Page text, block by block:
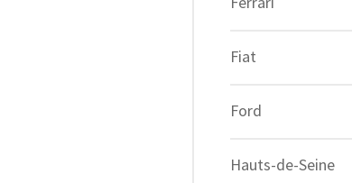
Fiat
Ford
Hauts-de-Seine